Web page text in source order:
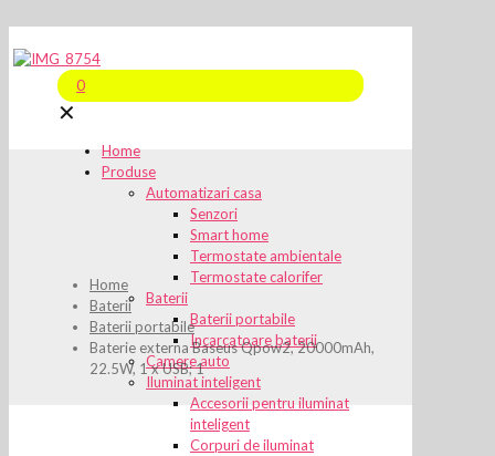
0
✕
Home
Produse
Automatizari casa
Senzori
Smart home
Termostate ambientale
Termostate calorifer
Baterii
Baterii portabile
Incarcatoare baterii
Camere auto
Iluminat inteligent
Accesorii pentru iluminat
inteligent
Corpuri de iluminat
Home
Baterii
Baterii portabile
Baterie externa Baseus Qpow2, 20000mAh,
22.5W, 1 x USB; 1